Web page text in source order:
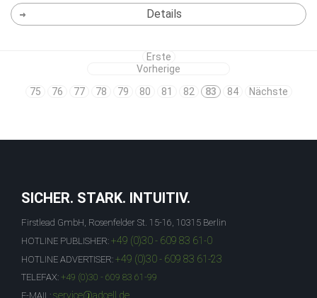
Details
Erste
Vorherige
75
76 77 78 79 80 81 82 83 84 Nächste
SICHER. STARK. INTUITIV.
Firstlead GmbH, Rosenfelder St. 15-16, 10315 Berlin
HOTLINE PUBLISHER: +49 (0)30 - 609 83 61-0
HOTLINE ADVERTISER: +49 (0)30 - 609 83 61-23
TELEFAX: +49 (0)30 - 609 83 61-99
E-MAIL: service@adcell.de